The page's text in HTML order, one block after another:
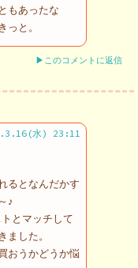
もあったな
っと。
▶このコメントに返信
水) 23:11
るとなんだかす
♪
とマッチして
ました。
おうかどうか悩